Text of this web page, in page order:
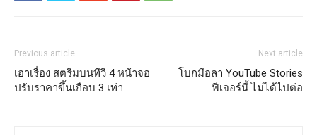
Previous article
เอาเรื่อง สตรีมบนทีวี 4 หน้าจอ
ปรับราคาขึ้นเกือบ 3 เท่า
Next article
โบกมือลา YouTube Stories
ฟีเจอร์นี้ ไม่ได้ไปต่อ